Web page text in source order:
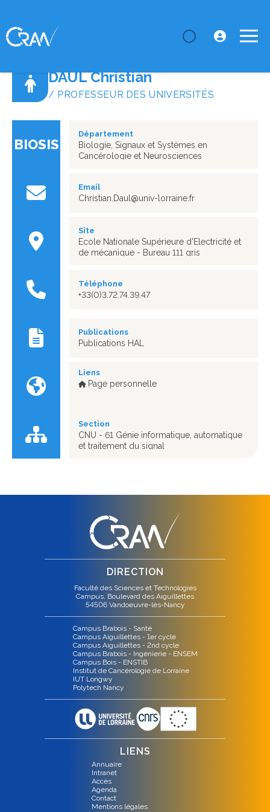
LE CRAN Annuaire
DAUL Christian
/ PROFESSEUR DES UNIVERSITÉS
BIOSIS
Département
Biologie, Signaux et Systèmes en
Cancérologie et Neurosciences
Email
Christian.Daul@univ-lorraine.fr
Site
Ecole Nationale Supérieure d'Electricité et
de mécanique - Bureau 111 gris
Téléphone
+33(0)3.72.74.39.47
Publications
Publications HAL
Liens
Page personnelle
Section
CNU - 61 Génie informatique, automatique
et traitement du signal
DIRECTION
Faculté des Sciences et Technologies
Campus, Boulevard des Aiguillettes
54506 Vandoeuvre-lès-Nancy
Campus Brabois - Santé
Campus Aiguillettes - 1er cycle
Campus Aiguillettes - 2nd cycle
Campus Brabois - Ingénierie - ENSEM
Campus Bois - ENSTIB
Institut de Cancérologie de Lorraine
IUT Longwy
Polytech Nancy
LIENS
Annuaire
Intranet
Accès
Agenda
Contact
Mentions légales